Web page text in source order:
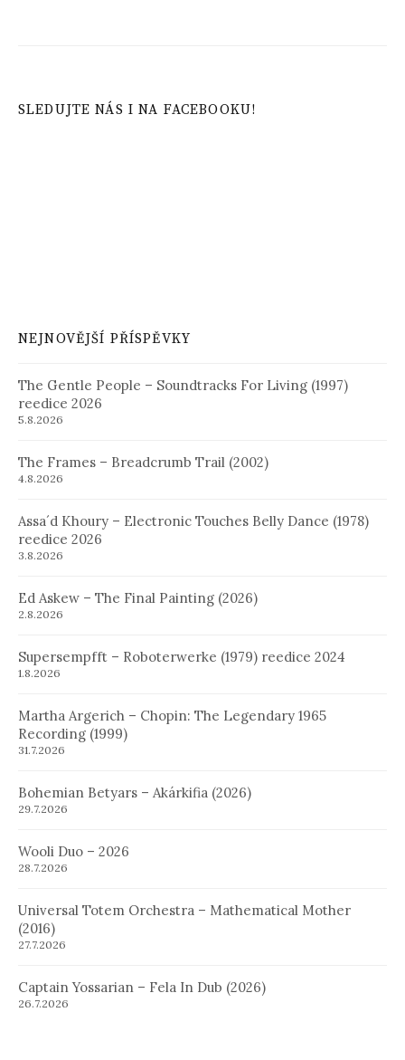
SLEDUJTE NÁS I NA FACEBOOKU!
NEJNOVĚJŠÍ PŘÍSPĚVKY
The Gentle People – Soundtracks For Living (1997)
reedice 2026
5.8.2026
The Frames – Breadcrumb Trail (2002)
4.8.2026
Assa´d Khoury – Electronic Touches Belly Dance (1978)
reedice 2026
3.8.2026
Ed Askew – The Final Painting (2026)
2.8.2026
Supersempfft – Roboterwerke (1979) reedice 2024
1.8.2026
Martha Argerich – Chopin: The Legendary 1965
Recording (1999)
31.7.2026
Bohemian Betyars – Akárkifia (2026)
29.7.2026
Wooli Duo – 2026
28.7.2026
Universal Totem Orchestra – Mathematical Mother
(2016)
27.7.2026
Captain Yossarian – Fela In Dub (2026)
26.7.2026